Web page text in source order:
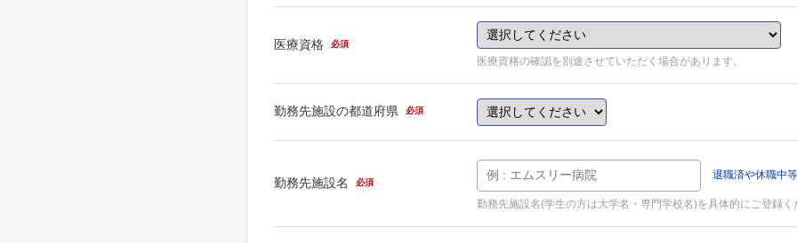
医療資格 必須
医療資格の確認を別途させていただく場合があります。
勤務先施設の都道府県 必須
勤務先施設名 必須
退職済や休職中
勤務先施設名(学生の方は大学名・専門学校名)を具体的にご登録く